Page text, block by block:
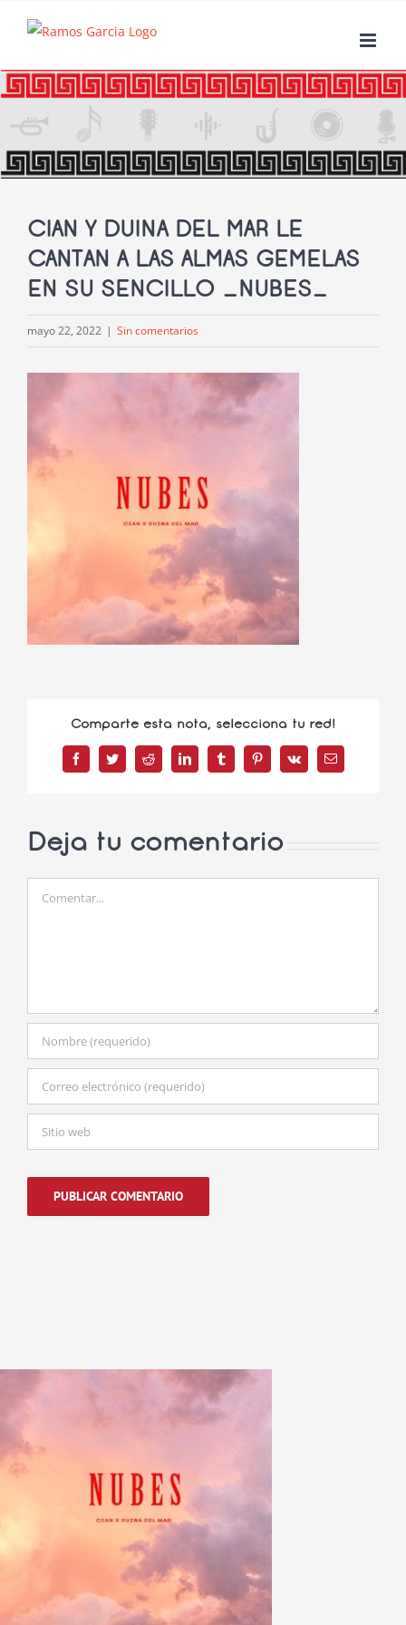
CIAN Y DUINA DEL MAR LE
CANTAN A LAS ALMAS GEMELAS
EN SU SENCILLO _NUBES_
mayo 22, 2022 | Sin comentarios
Comparte esta nota, selecciona tu red!
FacebookTwitterReddit LinkedInTumblrPinterest
Vk
Correo
electrónico
Deja tu comentario